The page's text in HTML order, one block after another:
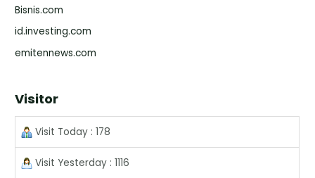
Bisnis.com
id.investing.com
emitennews.com
Visitor
Visit Today : 178
Visit Yesterday : 1116